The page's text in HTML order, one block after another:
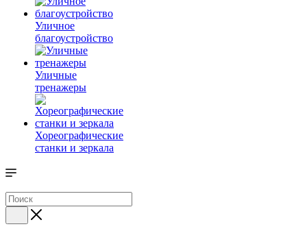
Уличное
благоустройство
Уличные
тренажеры
Хореографические
станки и зеркала